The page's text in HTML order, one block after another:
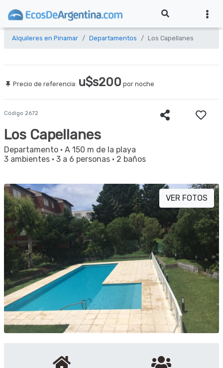
Alquileres en Pinamar Departamentos Los Capellanes
Precio de referencia: u$s200 por noche
Código 2672
Los Capellanes
Departamento · A 150 m de la playa
3 ambientes · 3 a 6 personas · 2 baños
VER FOTOS